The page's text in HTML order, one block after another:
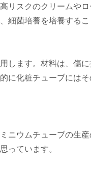
スクのクリームや
細菌培養を培養す
します。材料は、傷
化粧チューブにはそ
ニウムチューブの生
っています。